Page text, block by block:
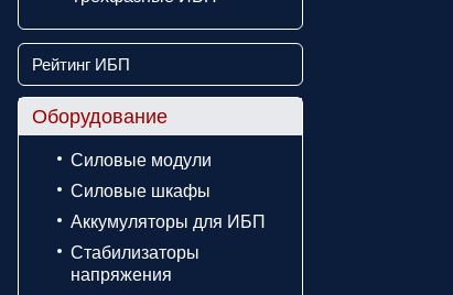
Рейтинг ИБП
Оборудование
Силовые модули
Силовые шкафы
Аккумуляторы для ИБП
Стабилизаторы
напряжения